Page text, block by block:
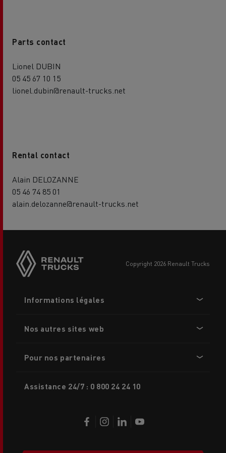
Parts contact
Lionel DUBIN
05 45 67 10 15
lionel.dubin@renault-trucks.net
Rental contact
Alain DELOZANNE
05 46 74 85 01
alain.delozanne@renault-trucks.net
buttons
copyright 2026 Renault Trucks
menu
Informations légales
Nos autres sites web
Pour nos partenaires
Assistance 24/7 : 0 800 24 24 10